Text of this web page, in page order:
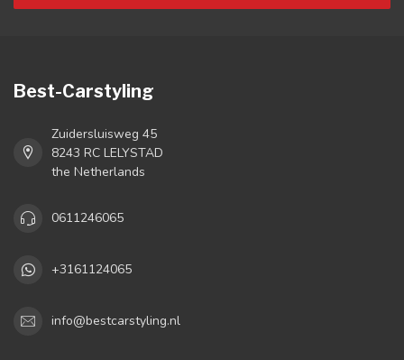
Best-Carstyling
Zuidersluisweg 45
8243 RC LELYSTAD
the Netherlands
0611246065
+3161124065
info@bestcarstyling.nl